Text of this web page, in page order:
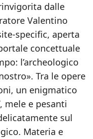
dalle
Valentino
specific, aperta
concettuale
l’archeologico
Tra le opere
un enigmatico
mele e pesanti
sul
Materia e